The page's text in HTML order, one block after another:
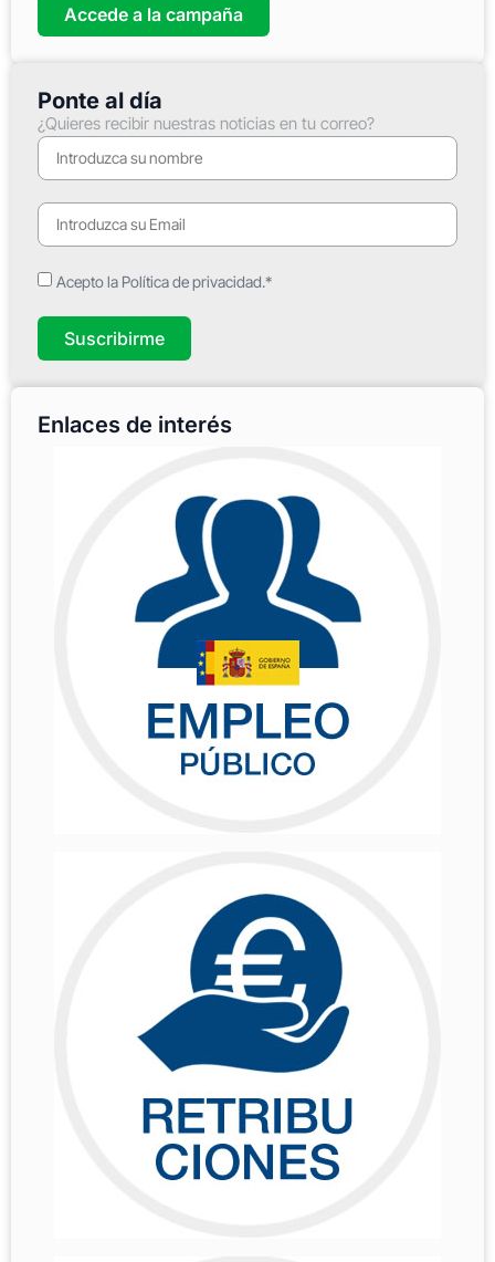
Accede a la campaña
Ponte al día
¿Quieres recibir nuestras noticias en tu correo?
Acepto la Política de privacidad.*
Suscribirme
Enlaces de interés